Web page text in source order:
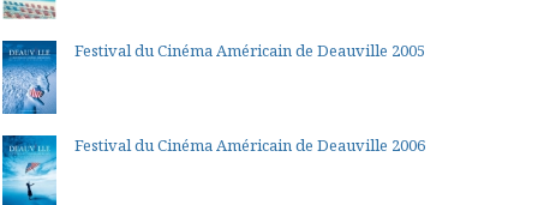
Festival du Cinéma Américain de Deauville 2005
Festival du Cinéma Américain de Deauville 2006